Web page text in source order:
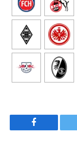
Facebook